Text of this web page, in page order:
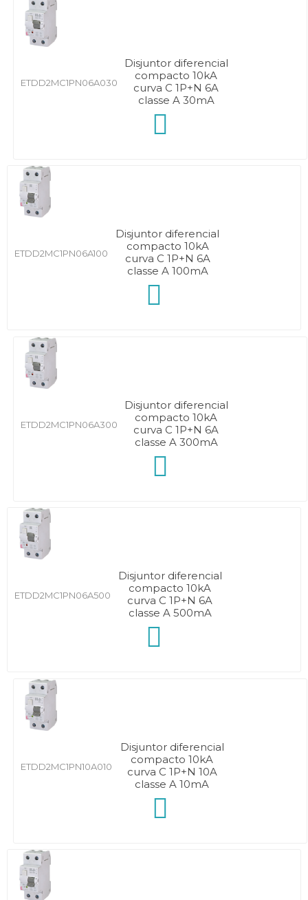
ETDD2MC1PN06A030
Disjuntor diferencial
compacto 10kA
curva C 1P+N 6A
classe A 30mA
ETDD2MC1PN06A100
Disjuntor diferencial
compacto 10kA
curva C 1P+N 6A
classe A 100mA
ETDD2MC1PN06A300
Disjuntor diferencial
compacto 10kA
curva C 1P+N 6A
classe A 300mA
ETDD2MC1PN06A500
Disjuntor diferencial
compacto 10kA
curva C 1P+N 6A
classe A 500mA
ETDD2MC1PN10A010
Disjuntor diferencial
compacto 10kA
curva C 1P+N 10A
classe A 10mA